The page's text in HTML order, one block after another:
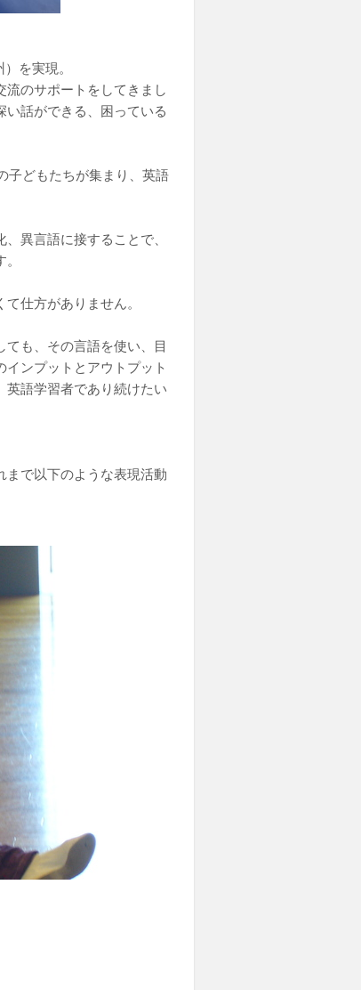
を実現。
のサポートをしてきまし
い話ができる、困っている
子どもたちが集まり、英語
異言語に接することで、
仕方がありません。
も、その言語を使い、目
ンプットとアウトプット
英語学習者であり続けたい
まで以下のような表現活動